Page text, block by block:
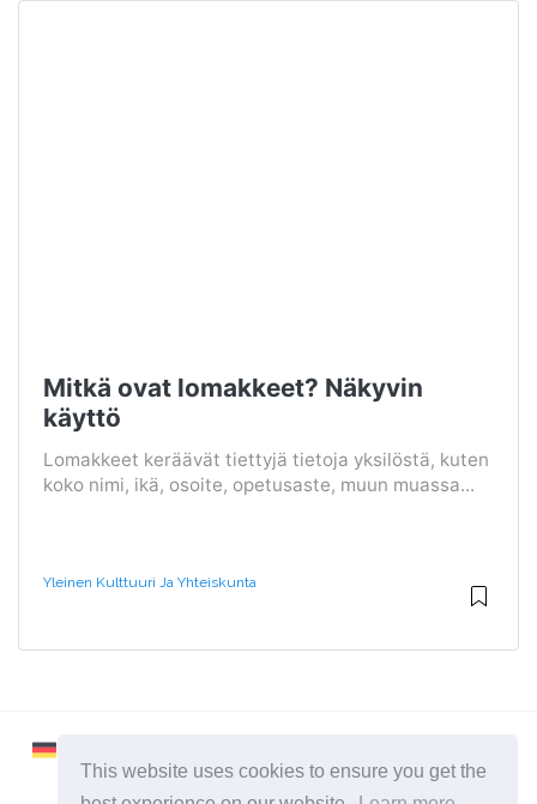
This website uses cookies to ensure you get the
Mitkä ovat lomakkeet? Näkyvin
käyttö
Lomakkeet keräävät tiettyjä tietoja yksilöstä, kuten
koko nimi, ikä, osoite, opetusaste, muun muassa...
Yleinen Kulttuuri Ja Yhteiskunta